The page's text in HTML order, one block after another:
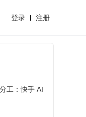
登录 注册
工：快手 AI